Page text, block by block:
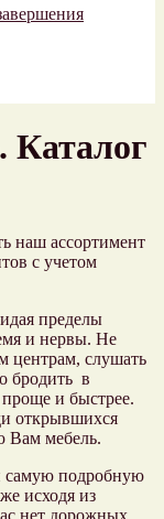
Каталог
наш ассортимент
с учетом
пределы
и нервы. Не
центрам, слушать
бродить в
и быстрее.
открывшихся
Вам мебель.
самую подробную
исходя из
нет дорожных